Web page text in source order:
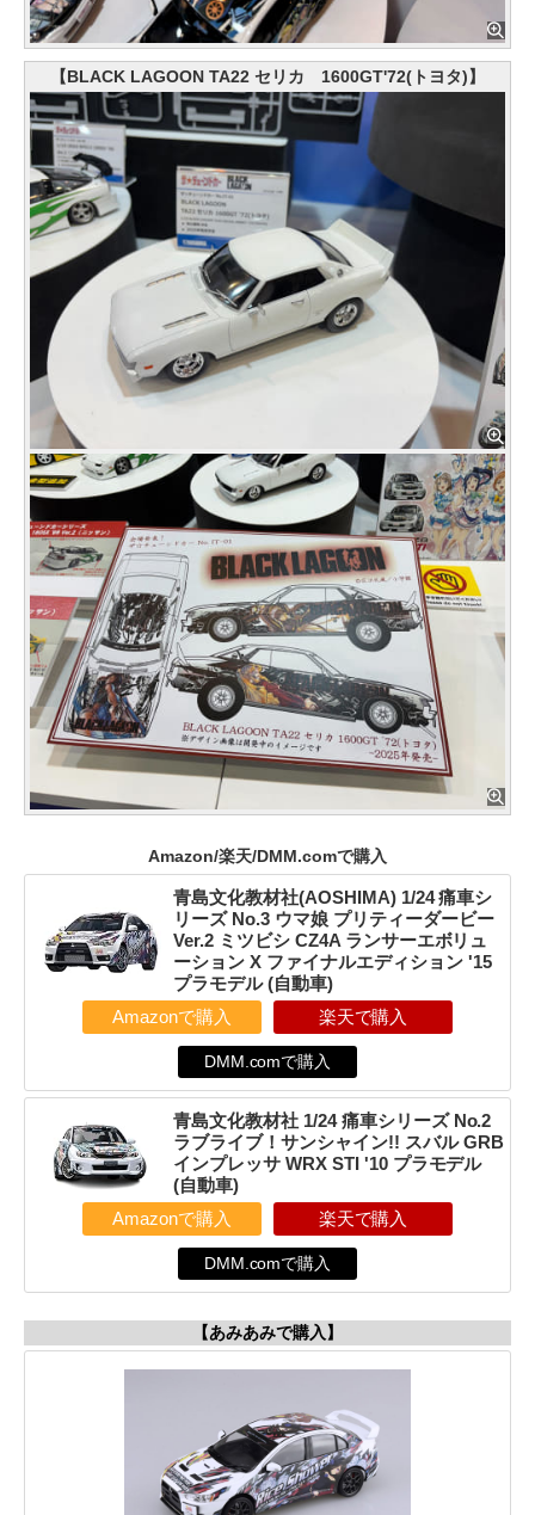
【BLACK LAGOON TA22 セリカ 1600GT'72(トヨタ)】
Amazon/楽天/DMM.comで購入
青島文化教材社(AOSHIMA) 1/24 痛車シ
リーズ No.3 ウマ娘 プリティーダービー
Ver.2 ミツビシ CZ4A ランサーエボリュ
ーション X ファイナルエディション '15
プラモデル (自動車)
Amazonで購入 楽天で購入
DMM.comで購入
青島文化教材社 1/24 痛車シリーズ No.2
ラブライブ！サンシャイン!! スバル GRB
インプレッサ WRX STI '10 プラモデル
(自動車)
Amazonで購入 楽天で購入
DMM.comで購入
【あみあみで購入】